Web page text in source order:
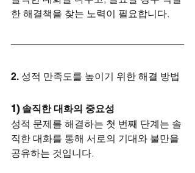
한 해결책을 찾는 노력이 필요합니다.
2. 성적 만족도를 높이기 위한 해결 방법
1) 솔직한 대화의 중요성
성적 문제를 해결하는 첫 번째 단계는 솔
직한 대화를 통해 서로의 기대와 불만을
공유하는 것입니다.